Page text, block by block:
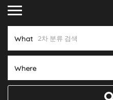
What
Where